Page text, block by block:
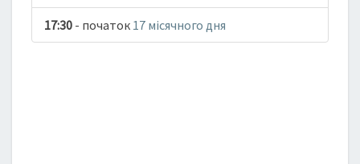
17:30 - початок 17 місячного дня